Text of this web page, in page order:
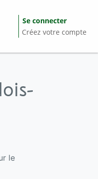
Se connecter
Créez votre compte
le